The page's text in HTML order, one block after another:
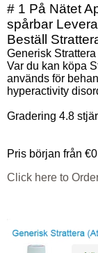
# 1 På Nätet
spårbar
Beställ
Generisk Strattera
Var du kan köpa
används för
hyperactivity
Gradering 4.8
Pris början från
Click here to